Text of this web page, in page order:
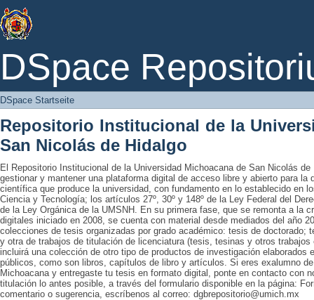
DSpace
DSpace Startseite
DSpace Startseite
Repositorio Institucional de la
San Nicolás de Hidalgo
El Repositorio Institucional de la Universidad Michoacana de San Nicolás
gestionar y mantener una plataforma digital de acceso libre y abierto para la
científica que produce la universidad, con fundamento en lo establecido en
Ciencia y Tecnología; los artículos 27º, 30º y 148º de la Ley Federal del
de la Ley Orgánica de la UMSNH. En su primera fase, que se remonta a la
digitales iniciado en 2008, se cuenta con material desde mediados del año
colecciones de tesis organizadas por grado académico: tesis de doctorado;
y otra de trabajos de titulación de licenciatura (tesis, tesinas y otros
incluirá una colección de otro tipo de productos de investigación elaborados
públicos, como son libros, capítulos de libro y artículos. Si eres exalumno
Michoacana y entregaste tu tesis en formato digital, ponte en contacto con
titulación lo antes posible, a través del formulario disponible en la página:
comentario o sugerencia, escríbenos al correo: dgbrepositorio@umich.mx